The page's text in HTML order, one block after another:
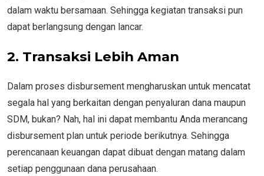
dalam waktu bersamaan. Sehingga kegiatan transaksi pun
dapat berlangsung dengan lancar.
2. Transaksi Lebih Aman
Dalam proses disbursement mengharuskan untuk mencatat
segala hal yang berkaitan dengan penyaluran dana maupun
SDM, bukan? Nah, hal ini dapat membantu Anda merancang
disbursement plan untuk periode berikutnya. Sehingga
perencanaan keuangan dapat dibuat dengan matang dalam
setiap penggunaan dana perusahaan.